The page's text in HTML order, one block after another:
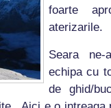
foarte
aterizarile.
Seara
echipa cu
de ghid/